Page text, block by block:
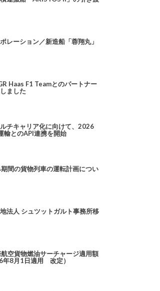
レーション／新造船「蓉翔丸」
Haas F1 Teamとのパートナー
ました
ルチキャリア化に向けて、2026
輸とのAPI連携を開始
間の貨物列車の運転計画につい
法人 シュツットガルト事務所移
空貨物燃油サーチャージ適用額
年8月1日適用 改定）